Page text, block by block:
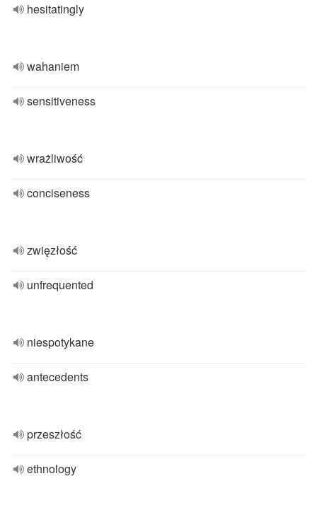
hesitatingly
wahaniem
sensitiveness
wrażliwość
conciseness
zwięzłość
unfrequented
niespotykane
antecedents
przeszłość
ethnology